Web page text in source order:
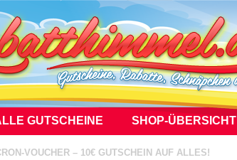
GUTSCHEINE SHOP-ÜBERSICHT
VOUCHER – 10€ GUTSCHEIN AUF ALLES!